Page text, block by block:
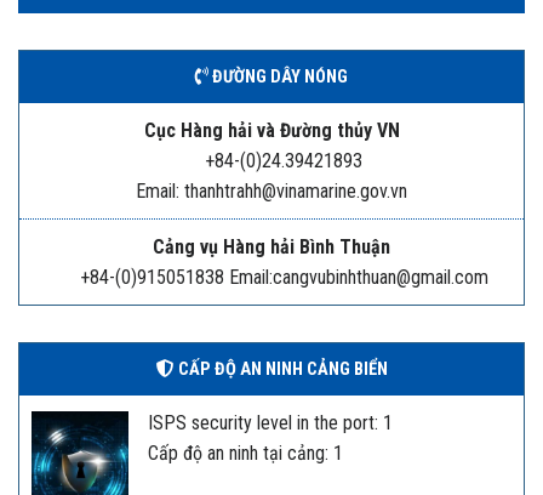
ĐƯỜNG DÂY NÓNG
Cục Hàng hải và Đường thủy VN
+84-(0)24.39421893
Email: thanhtrahh@vinamarine.gov.vn
Cảng vụ Hàng hải Bình Thuận
+84-(0)915051838 Email:cangvubinhthuan@gmail.com
CẤP ĐỘ AN NINH CẢNG BIỂN
ISPS security level in the port: 1
Cấp độ an ninh tại cảng: 1